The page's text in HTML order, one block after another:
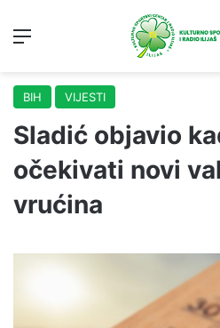
BIH VIJESTI
Sladić objavio
očekivati novi
vrućina